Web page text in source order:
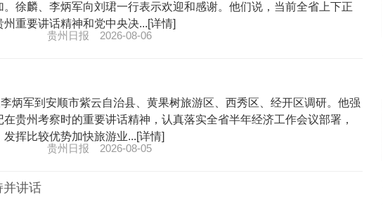
徐麟、李炳军向刘珺一行表示欢迎和感谢。他们说，当前全省上下正
重要讲话精神和党中央决...[详情]
贵州日报
2026-08-06
炳军到安顺市紫云自治县、黄果树旅游区、西秀区、经开区调研。他强
贵州考察时的重要讲话精神，认真落实全省半年经济工作会议部署，
挥比较优势加快旅游业...[详情]
贵州日报
2026-08-05
并讲话